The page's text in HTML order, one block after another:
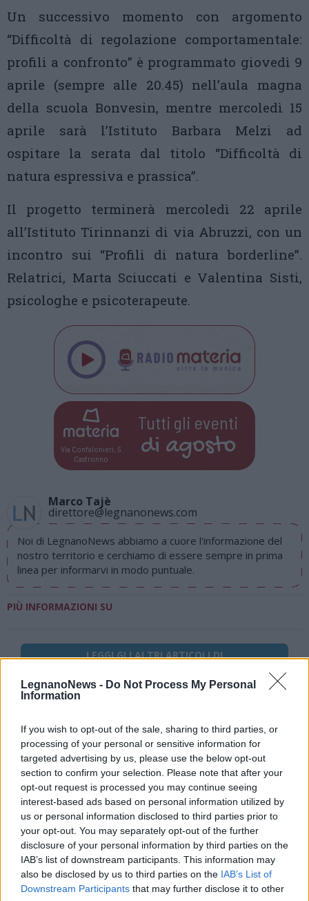
LegnanoNews - Do Not Process My Personal
Information
If you wish to opt-out of the sale, sharing to third parties, or
processing of your personal or sensitive information for
targeted advertising by us, please use the below opt-out
section to confirm your selection. Please note that after your
opt-out request is processed you may continue seeing
interest-based ads based on personal information utilized by
us or personal information disclosed to third parties prior to
your opt-out. You may separately opt-out of the further
disclosure of your personal information by third parties on the
IAB’s list of downstream participants. This information may
also be disclosed by us to third parties on the IAB’s List of
Downstream Participants that may further disclose it to other
Un successivo momento con argomento
“Difficoltà di regolazione comportamentale:
profili a confronto” è programmato giovedì 9
aprile (sempre alle 20.45) nell’aula magna
della scuola Bonvesin, mentre mercoledì 15
aprile sarà l’Istituto Barbara Melzi ad
ospitare la serata dal titolo “Difficoltà di
natura espressiva e prassica”.
Il progetto terminerà mercoledì 22 aprile
all’Istituto Tirinnanzi di via Abruzzi, con un
incontro sui “Profili di natura borderline”.
Relatrici, Marta Sciuccati e Valentina Sisti,
psicologhe e psicoterapeute.
Via Confalonieri, 5
Castronno
Tutti gli eventi
di agosto
Marco Tajè
direttore@legnanonews.com
Noi di LegnanoNews abbiamo a cuore l'informazione del
nostro territorio e cerchiamo di essere sempre in prima
linea per informarvi in modo puntuale.
PIÙ INFORMAZIONI SU
LEGGI GLI ALTRI ARTICOLI DI
Selezioniamo per te
Il meglio di
Iscriviti alla
newsletter